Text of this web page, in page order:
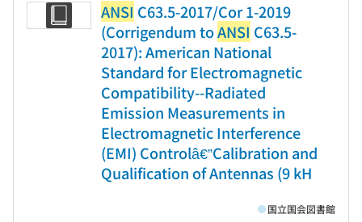
ANSI C63.5-2017/Cor 1-2019
(Corrigendum toANSI C63.5-
2017): American National
Standard for Electromagnetic
Compatibility--Radiated
Emission Measurements in
Electromagnetic Interference
(EMI) Controlâ€”Calibration and
Qualification of Antennas (9 kH
国立国会図書館